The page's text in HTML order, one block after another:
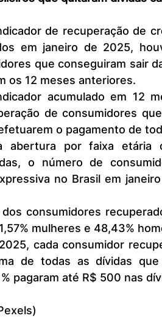
em janeiro de 2025,
que conseguiram sair
os 12 meses anteriores.
de consumidores
o pagamento de
o número de
no Brasil em
mulheres e 48,43%
de todas as dívidas
pagaram até R$ 500 nas